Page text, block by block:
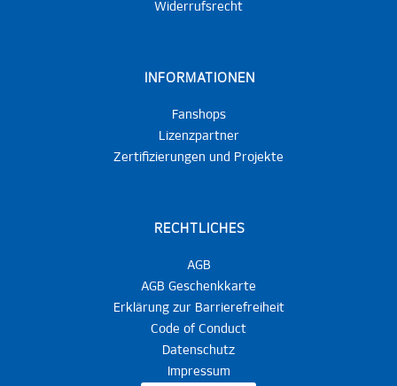
Widerrufsrecht
INFORMATIONEN
Fanshops
Lizenzpartner
Zertifizierungen und Projekte
RECHTLICHES
AGB
AGB Geschenkkarte
Erklärung zur Barrierefreiheit
Code of Conduct
Datenschutz
Impressum